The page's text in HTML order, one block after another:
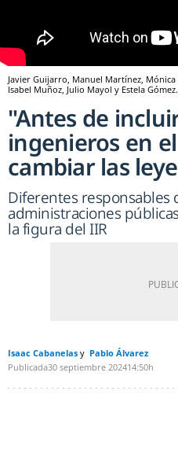
Javier Guijarro, Manuel Martínez,
Isabel Muñoz, Julio Mayol y Estela Gómez.
"Antes de
ingenieros en
cambiar las
Diferentes responsables
administraciones
la figura del IIR
Isaac Cabanelas
Pablo Álvarez
Publicada30 septiembre 202414:50h